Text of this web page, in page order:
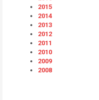
2015
2014
2013
2012
2011
2010
2009
2008